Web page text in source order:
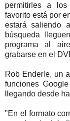
permitirles a los
favorito está por
estará saliendo
búsqueda
programa al
grabarse en el
Rob Enderle, un
funciones
llegando desde
"En el formato